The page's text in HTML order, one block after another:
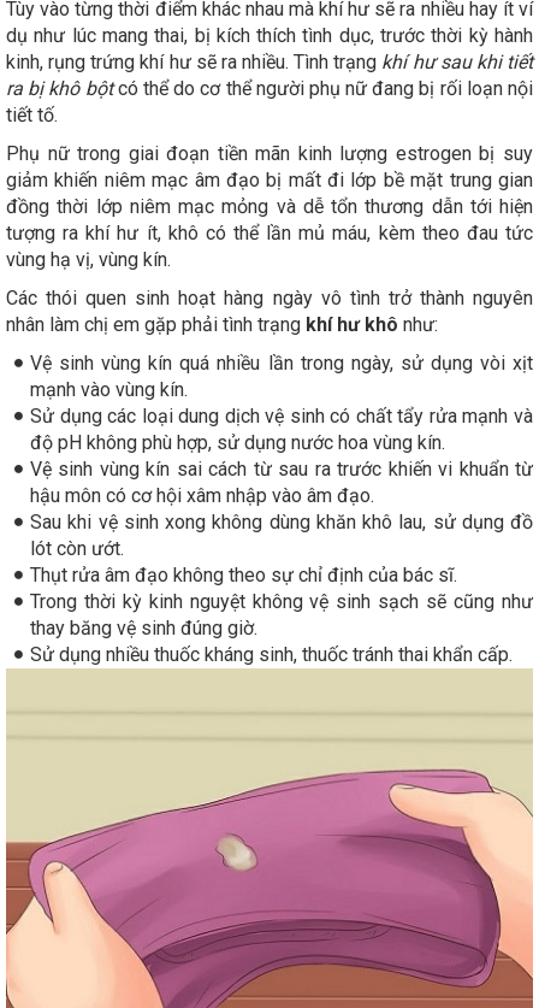
Tùy vào từng thời điểm khác nhau mà khí hư sẽ ra nhiều hay ít ví
dụ như lúc mang thai, bị kích thích tình dục, trước thời kỳ hành
kinh, rụng trứng khí hư sẽ ra nhiều. Tình trạng khí hư sau khi tiết
ra bị khô bộtcó thể do cơ thể người phụ nữ đang bị rối loạn nội
tiết tố.
Phụ nữ trong giai đoạn tiền mãn kinh lượng estrogen bị suy
giảm khiến niêm mạc âm đạo bị mất đi lớp bề mặt trung gian
đồng thời lớp niêm mạc mỏng và dễ tổn thương dẫn tới hiện
tượng ra khí hư ít, khô có thể lần mủ máu, kèm theo đau tức
vùng hạ vị, vùng kín.
Các thói quen sinh hoạt hàng ngày vô tình trở thành nguyên
nhân làm chị em gặp phải tình trạng khí hư khô như:
Vệ sinh vùng kín quá nhiều lần trong ngày, sử dụng vòi xịt
mạnh vào vùng kín.
Sử dụng các loại dung dịch vệ sinh có chất tẩy rửa mạnh và
độ pH không phù hợp, sử dụng nước hoa vùng kín.
Vệ sinh vùng kín sai cách từ sau ra trước khiến vi khuẩn từ
hậu môn có cơ hội xâm nhập vào âm đạo.
Sau khi vệ sinh xong không dùng khăn khô lau, sử dụng đồ
lót còn ướt.
Thụt rửa âm đạo không theo sự chỉ định của bác sĩ.
Trong thời kỳ kinh nguyệt không vệ sinh sạch sẽ cũng như
thay băng vệ sinh đúng giờ.
Sử dụng nhiều thuốc kháng sinh, thuốc tránh thai khẩn cấp.